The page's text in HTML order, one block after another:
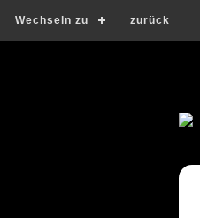
Wechseln zu zurück